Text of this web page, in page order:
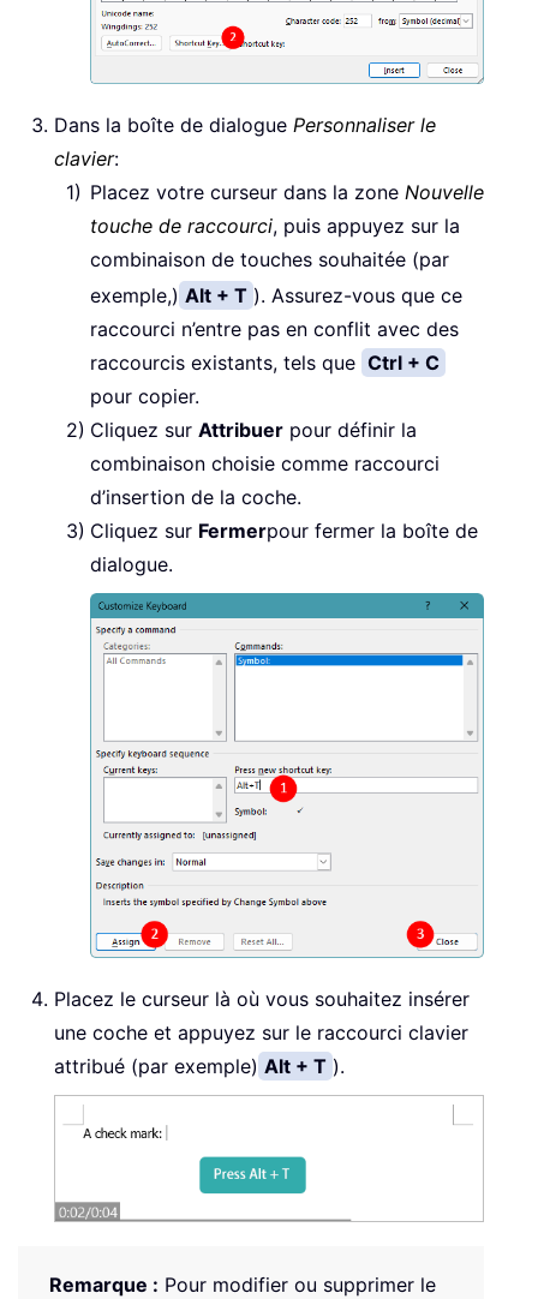
Dans la boîte de dialogue Personnaliser le
clavier:
Placez votre curseur dans la zone Nouvelle
touche de raccourci, puis appuyez sur la
combinaison de touches souhaitée (par
exemple,) Alt + T ). Assurez-vous que ce
raccourci n’entre pas en conflit avec des
raccourcis existants, tels que Ctrl + C
pour copier.
Cliquez sur Attribuer pour définir la
combinaison choisie comme raccourci
d’insertion de la coche.
Cliquez sur Fermerpour fermer la boîte de
dialogue.
Placez le curseur là où vous souhaitez insérer
une coche et appuyez sur le raccourci clavier
attribué (par exemple) Alt + T ).
Remarque : Pour modifier ou supprimer le